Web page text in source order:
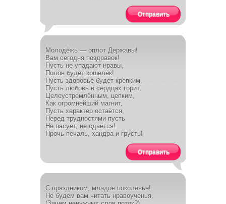
Отправить
Молодёжь — оплот Державы!
Вам сегодня поздравок!
Пусть не упадают нравы,
Полон будет кошелёк!
Пусть здоровье будет крепким,
Пусть любовь в сердцах горит,
Целеустремлённым, цепким,
Как огромнейший магнит,
Пусть характер остаётся,
Перед трудностями пусть
Не пасует, не сдаётся!
Прочь печаль, хандра и грусть!
Отправить
С праздником, младое поколенье!
Не будем вам читать нравоученья,